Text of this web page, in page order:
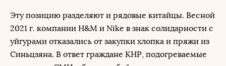
Эту позицию разделяют и рядовые китайцы. Весной
2021 г. компании H&M и Nike в знак солидарности с
уйгурами отказались от закупки хлопка и пряжи из
Синьцзяна. В ответ граждане КНР, подогреваемые